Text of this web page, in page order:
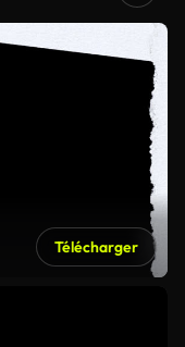
Télécharger